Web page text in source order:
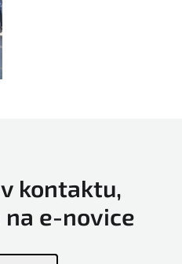
kontaktu,
e-novice